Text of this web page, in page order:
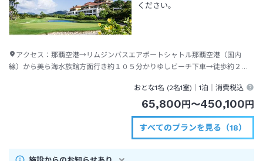
ください。
アクセス： 那覇空港→リムジンバスエアポートシャトル那覇空港（国内
線）から美ら海水族館方面行き約１０５分かりゆしビーチ下車→徒歩約２５
おとな1名 (2名1室)｜1泊 ｜消費税込
65,800円〜450,100円
すべてのプランを見る（18）